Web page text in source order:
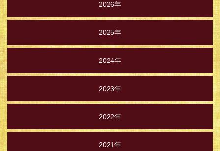
2026年
2025年
2024年
2023年
2022年
2021年